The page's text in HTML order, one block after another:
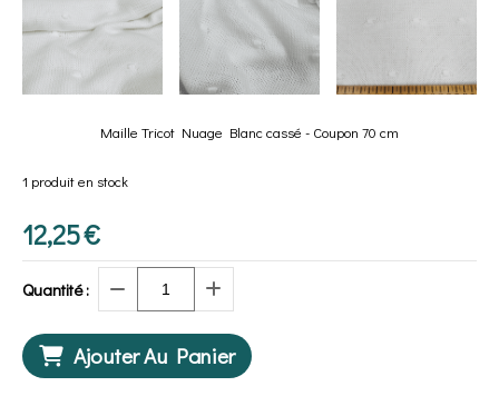
Maille Tricot Nuage Blanc cassé - Coupon 70 cm
12,25€
1 produit en stock
Quantité :
Ajouter Au Panier